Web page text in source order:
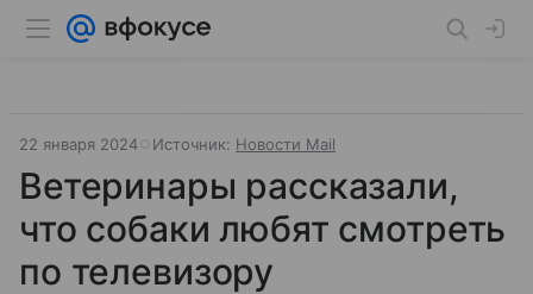
22 января 2024 Источник: Новости Mail
Ветеринары рассказали,
что собаки любят смотреть
по телевизору